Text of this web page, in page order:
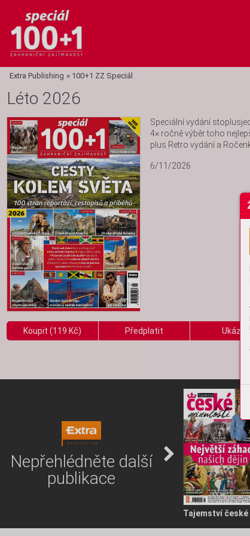
Extra Publishing » 100+1 ZZ Speciál
Léto 2026
Speciální vydání
4× ročně výběr toho
plus Retro vydání a
6/11/2026
Koupit (119 Kč) Předplatit Ukázka
Nepřehlédněte další
publikace